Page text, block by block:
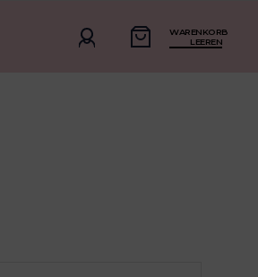
WARENKORB
LEEREN